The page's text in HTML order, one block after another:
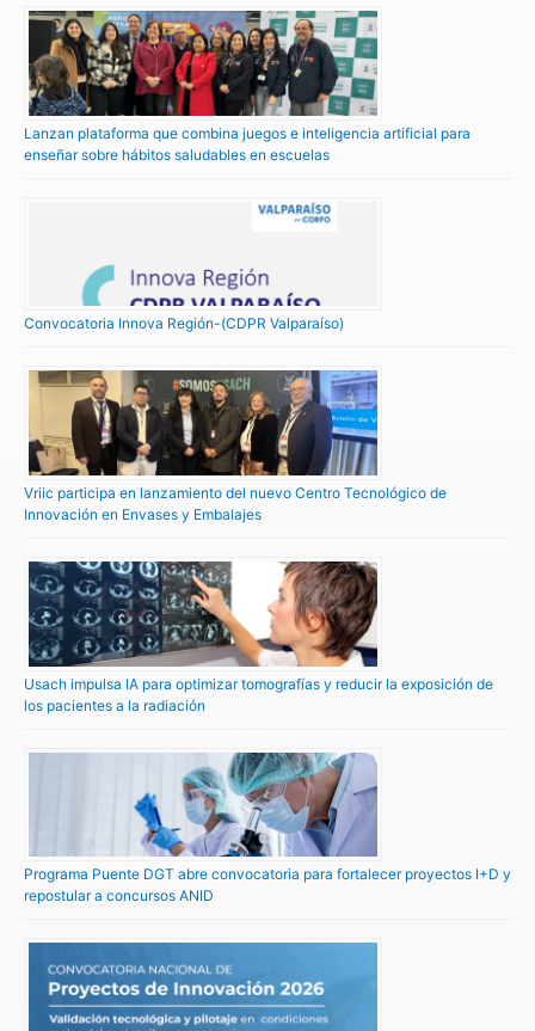
Lanzan plataforma que combina juegos e inteligencia artificial para
enseñar sobre hábitos saludables en escuelas
Convocatoria Innova Región-(CDPR Valparaíso)
Vriic participa en lanzamiento del nuevo Centro Tecnológico de
Innovación en Envases y Embalajes
Usach impulsa IA para optimizar tomografías y reducir la exposición de
los pacientes a la radiación
Programa Puente DGT abre convocatoria para fortalecer proyectos I+D y
repostular a concursos ANID